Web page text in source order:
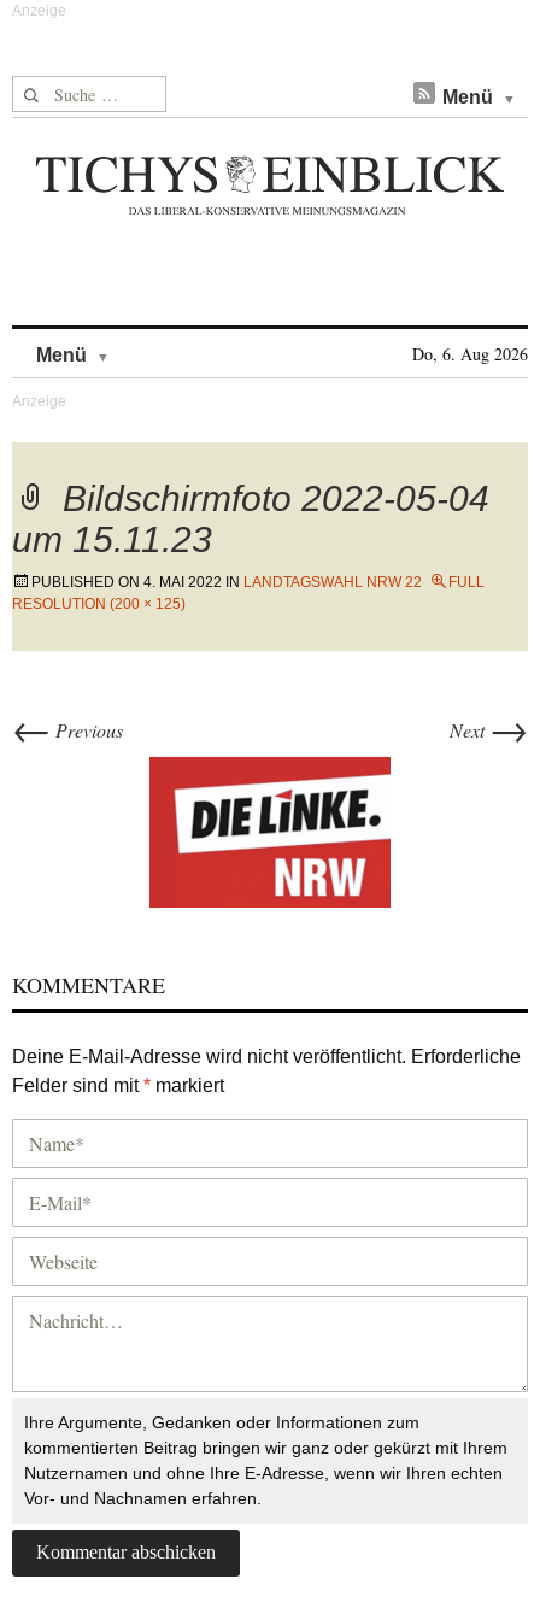
Suche nach: Menü
Menü Do, 6. Aug 2026
Bildschirmfoto 2022-05-04
um 15.11.23
PUBLISHED ON 4. MAI 2022 IN LANDTAGSWAHL NRW 22
FULL
RESOLUTION (200 × 125)
← Previous Next →
KOMMENTARE
Deine E-Mail-Adresse wird nicht veröffentlicht. Erforderliche
Felder sind mit* markiert
Ihre Argumente, Gedanken oder Informationen zum
kommentierten Beitrag bringen wir ganz oder gekürzt mit Ihrem
Nutzernamen und ohne Ihre E-Adresse, wenn wir Ihren echten
Vor- und Nachnamen erfahren.